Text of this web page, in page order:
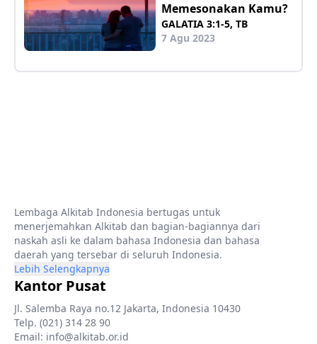
Memesonakan Kamu?
GALATIA 3:1-5, TB
7 Agu 2023
Lembaga Alkitab Indonesia bertugas untuk
menerjemahkan Alkitab dan bagian-bagiannya dari
naskah asli ke dalam bahasa Indonesia dan bahasa
daerah yang tersebar di seluruh Indonesia.
Lebih Selengkapnya
Kantor Pusat
Jl. Salemba Raya no.12 Jakarta, Indonesia 10430
Telp. (021) 314 28 90
Email: info@alkitab.or.id